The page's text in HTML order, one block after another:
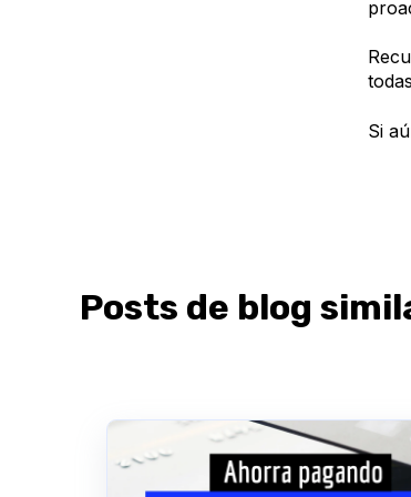
Si
Posts de blog